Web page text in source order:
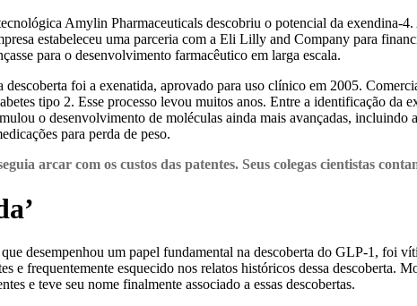
Amylin Pharmaceuticals descobriu o potencial da exendina-
estabeleceu uma parceria com a Eli Lilly and Company para
para o desenvolvimento farmacêutico em larga escala.
descoberta foi a exenatida, aprovado para uso clínico em 2005.
tipo 2. Esse processo levou muitos anos. Entre a identificação da
o desenvolvimento de moléculas ainda mais avançadas,
para perda de peso.
arcar com os custos das patentes. Seus colegas cientistas
desempenhou um papel fundamental na descoberta do GLP-1, foi
e frequentemente esquecido nos relatos históricos dessa descoberta.
e teve seu nome finalmente associado a essas descobertas.